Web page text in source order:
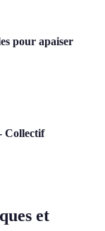
pour apaiser
Collectif
et